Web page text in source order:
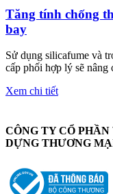
Tăng tính chống
bay
Sử dụng silicafume và
cấp phối hợp lý sẽ nâng
Xem chi tiết
CÔNG TY CỔ
DỰNG THƯƠNG